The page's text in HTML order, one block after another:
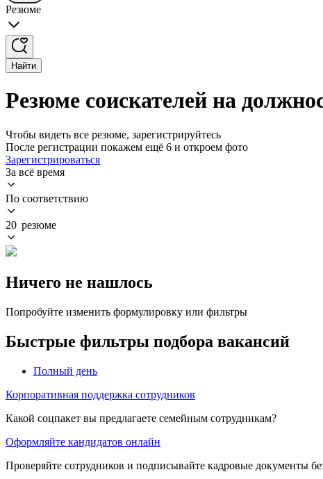
Резюме
Найти
Резюме соискателей на
Чтобы видеть все резюме, зарегистрируйтесь
После регистрации покажем ещё 6 и откроем фото
Зарегистрироваться
За всё время
По соответствию
20 резюме
Ничего не нашлось
Попробуйте изменить формулировку или фильтры
Быстрые фильтры подбора вакансий
Полный день
Корпоративная поддержка сотрудников
Какой соцпакет вы предлагаете семейным сотрудникам?
Оформляйте кандидатов онлайн
Проверяйте сотрудников и подписывайте кадровые документы